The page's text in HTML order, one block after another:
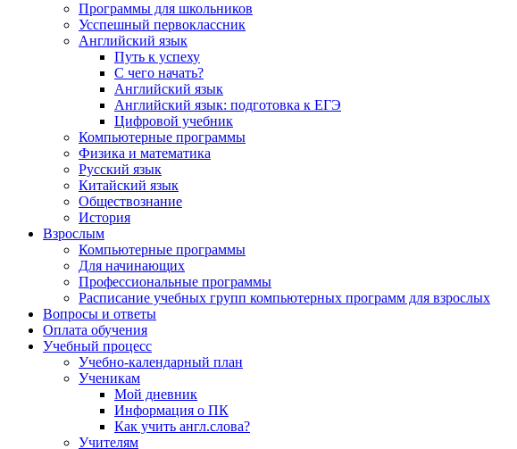
Программы для школьников
Усспешный первоклассник
Английский язык
Путь к успеху
С чего начать?
Английский язык
Английский язык: подготовка к ЕГЭ
Цифровой учебник
Компьютерные программы
Физика и математика
Русский язык
Китайский язык
Обществознание
История
Взрослым
Компьютерные программы
Для начинающих
Профессиональные программы
Расписание учебных групп компьютерных программ для взрослых
Вопросы и ответы
Оплата обучения
Учебный процесс
Учебно-календарный план
Ученикам
Мой дневник
Информация о ПК
Как учить англ.слова?
Учителям